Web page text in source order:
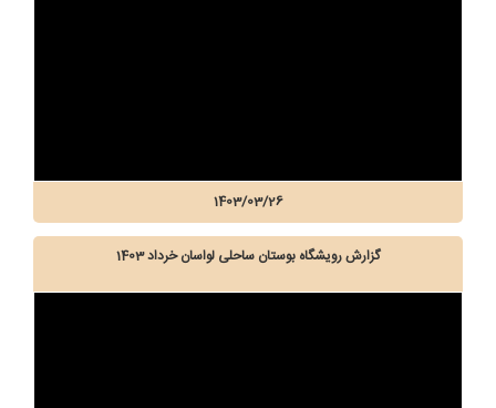
1403/03/26
گزارش رویشگاه بوستان ساحلی لواسان خرداد 1403